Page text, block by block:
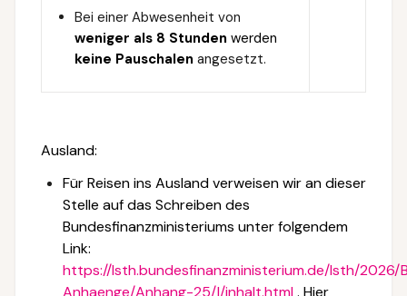
Bei einer Abwesenheit von
weniger als 8 Stunden werden
keine Pauschalen angesetzt.
Ausland:
Für Reisen ins Ausland verweisen wir an dieser
Stelle auf das Schreiben des
Bundesfinanzministeriums unter folgendem
Link:
https://lsth.bundesfinanzministerium.de/lsth/2026/
Anhaenge/Anhang-25/I/inhalt.html. Hier